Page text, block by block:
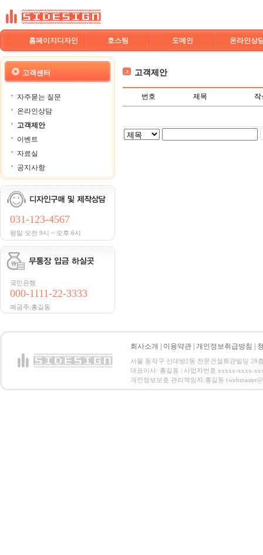
홈페이지디자인 호스팅 도메인 온라인상
고객센터
자주묻는 질문
온라인상담
고객제안
이벤트
자료실
공지사항
031-123-4567
평일 오전 9시 ~ 오후 6시
국민은행
000-1111-22-3333
예금주:홍길동
고객제안
번호 제목 작
회사소개 이용약관 개인정보취급방침
서울 동작구 신대방2동 전문건설회관빌딩 28
대표이사: 홍길동 | 사업자번호 xxxxx-xxxx-
개인정보보호 관리책임자:홍길동